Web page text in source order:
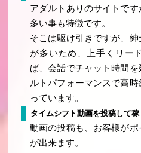
アダルトありのサイトで
多い事も特徴です。
そこは駆け引きですが、
が多いため、上手くリー
ば、会話でチャット時間
ルトパフォーマンスで高
っています。
タイムシフト動画を投稿して稼
動画の投稿も、お客様が
が出来ます。